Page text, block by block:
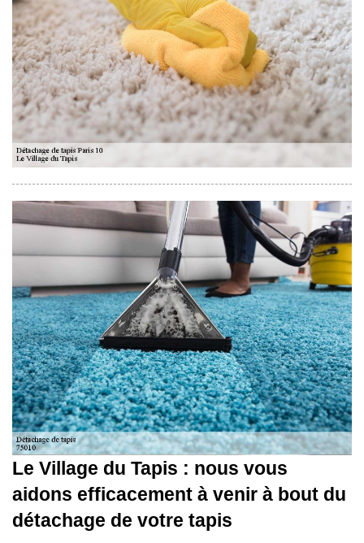
Le Village du Tapis : nous vous
aidons efficacement à venir à bout du
détachage de votre tapis